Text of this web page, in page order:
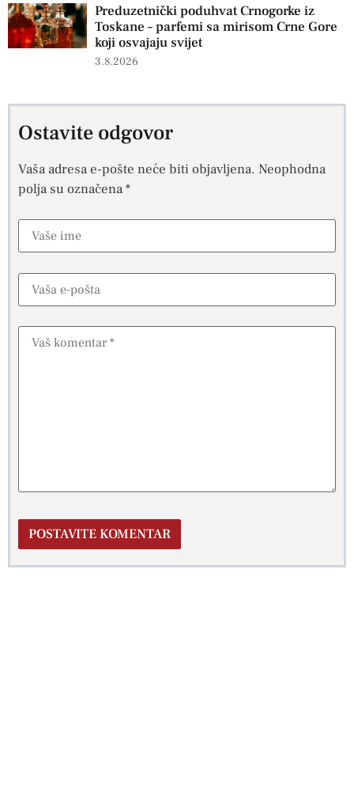
Preduzetnički poduhvat Crnogorke iz
Toskane – parfemi sa mirisom Crne Gore
koji osvajaju svijet
3.8.2026
Ostavite odgovor
Vaša adresa e-pošte neće biti objavljena. Neophodna
polja su označena*